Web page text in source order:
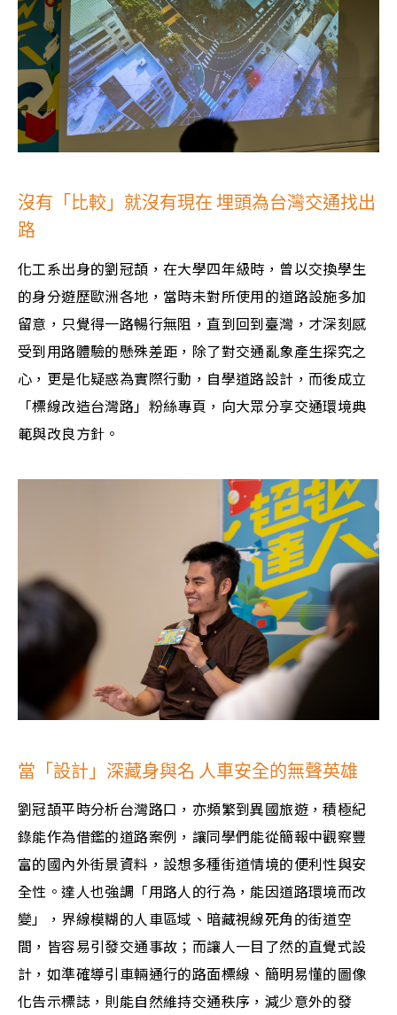
沒有 「比較」就沒有現在 埋頭為台灣交通找出
路
化工系出身的劉冠頡，在大學四年級時，曾以交換學生
的身分遊歷歐洲各地，當時未對所使用的道路設施多加
留意，只覺得一路暢行無阻，直到回到臺灣，才深刻感
受到用路體驗的懸殊差距，除了對交通亂象產生探究之
心，更是化疑惑為實際行動，自學道路設計，而後成立
「標線改造台灣路」粉絲專頁，向大眾分享交通環境典
範與改良方針。
當「設計」深藏身與名 人車安全的無聲英雄
劉冠頡平時分析台灣路口，亦頻繁到異國旅遊，積極紀
錄能作為借鑑的道路案例，讓同學們能從簡報中觀察豐
富的國內外街景資料，設想多種街道情境的便利性與安
全性。達人也強調「用路人的行為，能因道路環境而改
變」，界線模糊的人車區域、暗藏視線死角的街道空
間，皆容易引發交通事故；而讓人一目了然的直覺式設
計，如準確導引車輛通行的路面標線、簡明易懂的圖像
化告示標誌，則能自然維持交通秩序，減少意外的發